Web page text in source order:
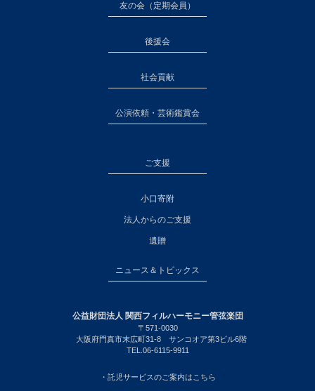
友の会（定期会員）
後援会
社会貢献
公演依頼・芸術鑑賞会
ご支援
小口寄附
法人からのご支援
遺贈
ニュース＆トピックス
公益財団法人 関西フィルハーモニー管弦楽団
〒571-0030
大阪府門真市末広町31-8 サンコオア第3ビル6階
TEL.06-6115-9911
・託児サービスのご案内はこちら